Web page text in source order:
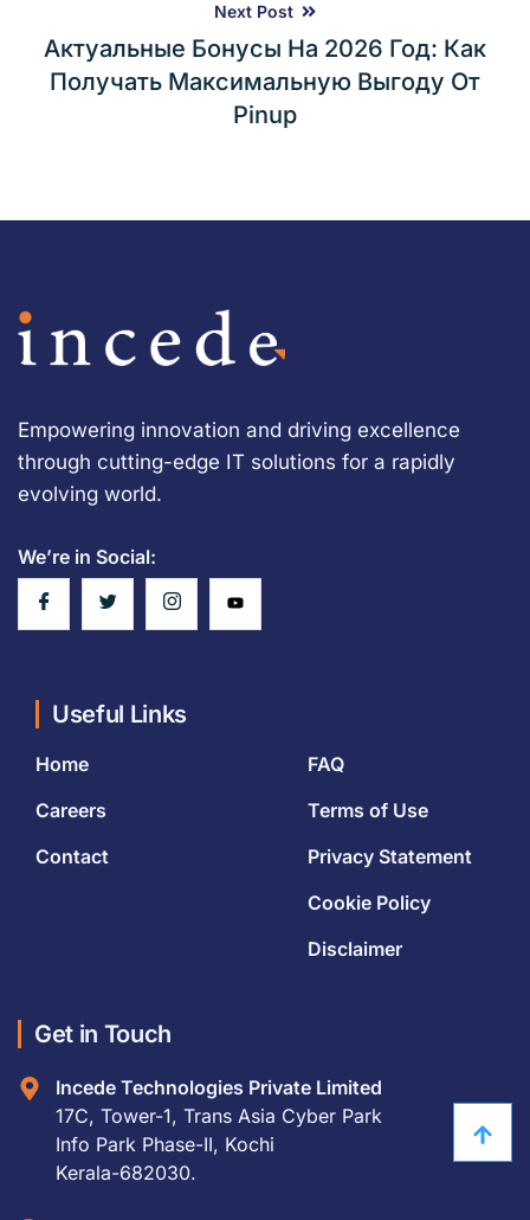
Next Post
Актуальные Бонусы На 2026 Год: Как
Получать Максимальную Выгоду От
Pinup
Empowering innovation and driving excellence
through cutting-edge IT solutions for a rapidly
evolving world.
We’re in Social:
Useful Links
Home
Careers
Contact
FAQ
Terms of Use
Privacy Statement
Cookie Policy
Disclaimer
Get in Touch
Incede Technologies Private Limited
17C, Tower-1, Trans Asia Cyber Park
Info Park Phase-II, Kochi
Kerala-682030.